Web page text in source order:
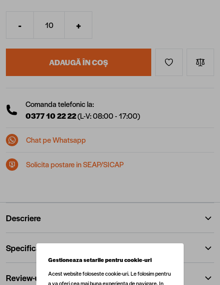
Cantitate
- +
ADAUGĂ ÎN COȘ
Comanda telefonic la:
0377 10 22 22(L-V: 08:00 - 17:00)
Chat pe Whatsapp
Solicita postare in SEAP/SICAP
Descriere
Specificatii
Review-uri
Gestioneaza setarile pentru cookie-uri
Acest website foloseste cookie-uri. Le folosim pentru
a va oferi cea mai buna experienta de navigare. In